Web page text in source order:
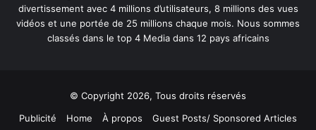
divertissement avec 4 millions d’utilisateurs, 8 millions des vues
vidéos et une portée de 25 millions chaque mois. Nous sommes
classés dans le top 4 Media dans 12 pays africains
© Copyright 2026, Tous droits réservés
Publicité
Home À propos Guest Posts/ Sponsored Articles